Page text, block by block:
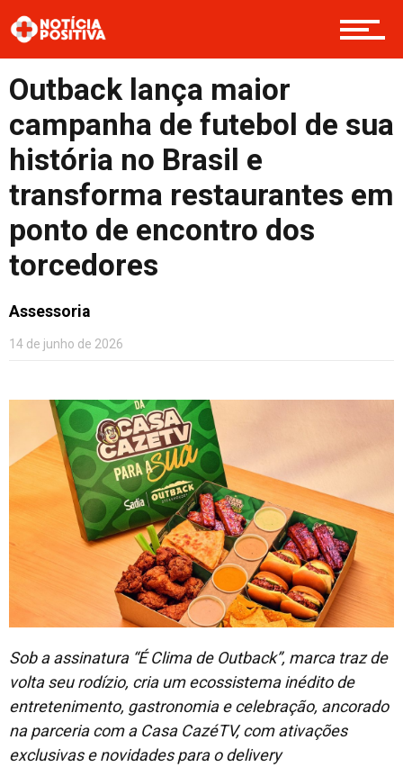
Cultura
Contato
Outback lança maior
campanha de futebol de sua
história no Brasil e
transforma restaurantes em
ponto de encontro dos
torcedores
Assessoria
14 de junho de 2026
Sob a assinatura “É Clima de Outback”, marca traz de
volta seu rodízio, cria um ecossistema inédito de
entretenimento, gastronomia e celebração, ancorado
na parceria com a Casa CazéTV, com ativações
exclusivas e novidades para o delivery